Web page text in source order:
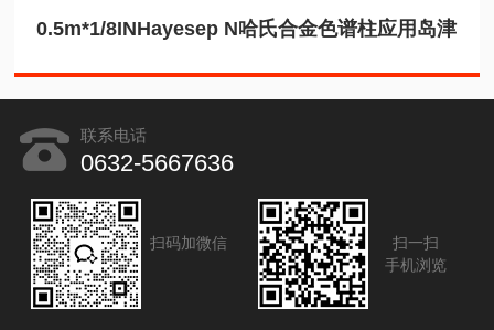
0.5m*1/8INHayesep N哈氏合金色谱柱应用岛津
联系电话
0632-5667636
扫码加微信
扫一扫
手机浏览